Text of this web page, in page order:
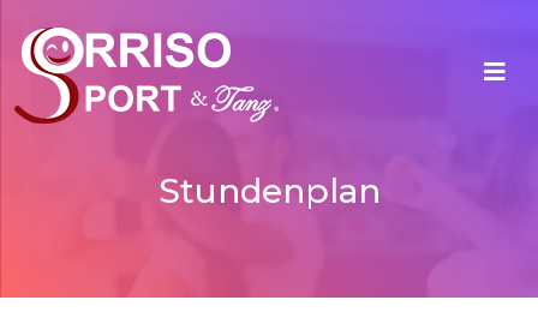
Stundenplan